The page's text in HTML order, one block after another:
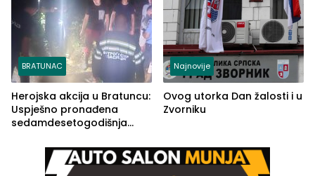
BRATUNAC
Herojska akcija u Bratuncu:
Uspješno pronađena
sedamdesetogodišnja
Kravice.
Najnovije
Ovog utorka Dan žalosti i u
Zvorniku